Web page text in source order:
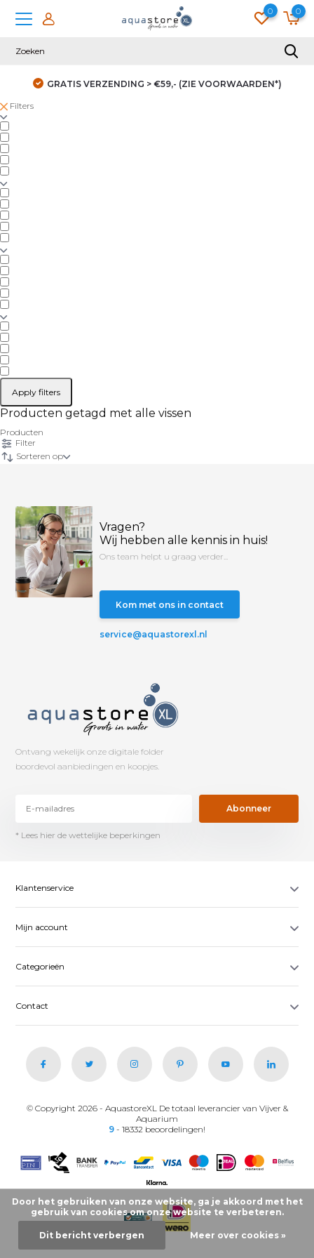
0 0
GRATIS VERZENDING > €59,- (ZIE VOORWAARDEN*)
Filters
Apply filters
Producten getagd met alle vissen
Producten
Filter
Sorteren op
Vragen?
Wij hebben alle kennis in huis!
Ons team helpt u graag verder...
Kom met ons in contact
service@aquastorexl.nl
Ontvang wekelijk onze digitale folder
boordevol aanbiedingen en koopjes.
Abonneer
* Lees hier de wettelijke beperkingen
Klantenservice
Mijn account
Categorieën
Contact
© Copyright 2026 - AquastoreXL De totaal leverancier van Vijver &
Aquarium
9 - 18332 beoordelingen!
Door het gebruiken van onze website, ga je akkoord met het
gebruik van cookies om onze website te verbeteren.
Dit bericht verbergen Meer over cookies »